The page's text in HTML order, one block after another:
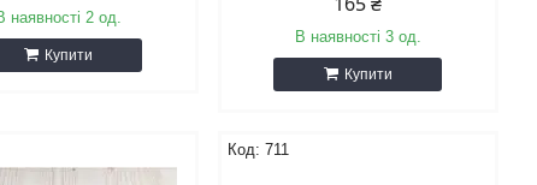
наявності 2 од.
Купити
В наявності 3 од.
Купити
711